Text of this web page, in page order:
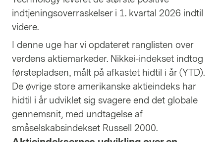
indtjeningsoverraskelser i 1. kvartal 2026 indtil
videre.
I denne uge har vi opdateret ranglisten over
verdens aktiemarkeder. Nikkei-indekset indtog
førstepladsen, målt på afkastet hidtil i år (YTD).
De øvrige store amerikanske aktieindeks har
hidtil i år udviklet sig svagere end det globale
gennemsnit, med undtagelse af
småselskabsindekset Russell 2000.